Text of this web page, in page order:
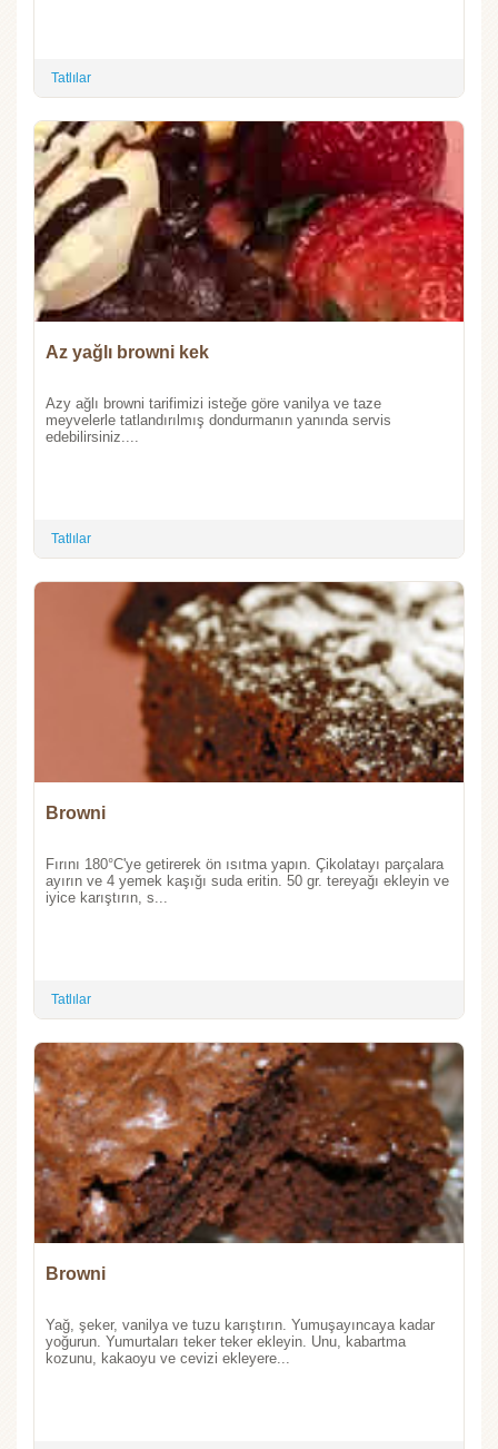
Tatlılar
Az yağlı browni kek
Azy ağlı browni tarifimizi isteğe göre vanilya ve taze
meyvelerle tatlandırılmış dondurmanın yanında servis
edebilirsiniz....
Tatlılar
Browni
Fırını 180°C'ye getirerek ön ısıtma yapın. Çikolatayı parçalara
ayırın ve 4 yemek kaşığı suda eritin. 50 gr. tereyağı ekleyin ve
iyice karıştırın, s...
Tatlılar
Browni
Yağ, şeker, vanilya ve tuzu karıştırın. Yumuşayıncaya kadar
yoğurun. Yumurtaları teker teker ekleyin. Unu, kabartma
kozunu, kakaoyu ve cevizi ekleyere...